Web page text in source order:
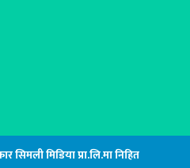
मिडिया प्रा.लि.मा निहित